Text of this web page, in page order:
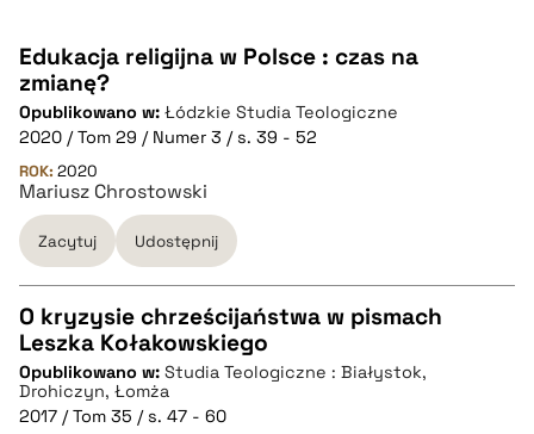
Edukacja religijna w Polsce : czas na
zmianę?
Opublikowano w: Łódzkie Studia Teologiczne
2020 / Tom 29 / Numer 3 / s. 39 - 52
ROK: 2020
Mariusz Chrostowski
Zacytuj Udostępnij
CZYSTY TEKST
O kryzysie chrześcijaństwa w pismach
Leszka Kołakowskiego
Opublikowano w: Studia Teologiczne : Białystok,
Drohiczyn, Łomża
2017 / Tom 35 / s. 47 - 60